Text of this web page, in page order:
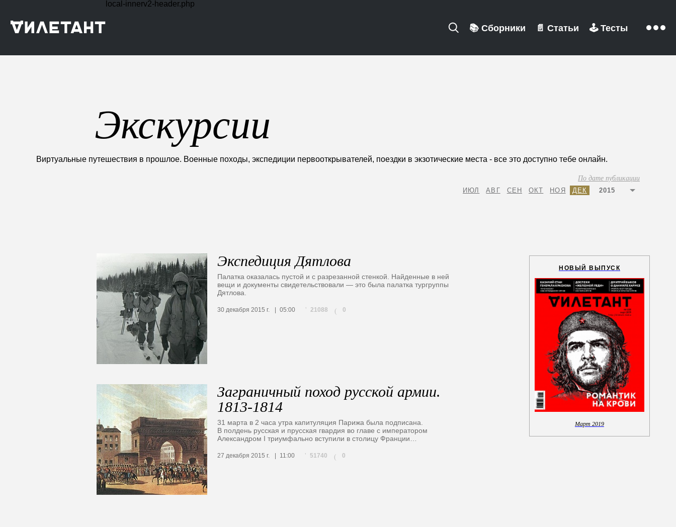
local-innerv2-header.php
📚 Сборники 📄 Статьи 🕹️ Тесты
Экскурсии
Виртуальные путешествия в прошлое. Военные походы, экспедиции первооткрывателей, поездки в экзотические места - все это доступно тебе онлайн.
По дате публикации
ИЮЛ
АВГ СЕН ОКТ НОЯ ДЕК 2015
НОВЫЙ ВЫПУСК
Март 2019
Экспедиция Дятлова
Палатка оказалась пустой и с разрезанной стенкой. Найденные в ней
вещи и документы свидетельствовали — это была палатка тургруппы
Дятлова.
30 декабря 2015 г. 05:00 21088 ( 0
Заграничный поход русской армии.
1813-1814
31 марта в 2 часа утра капитуляция Парижа была подписана.
В полдень русская и прусская гвардия во главе с императором
Александром I триумфально вступили в столицу Франции…
27 декабря 2015 г. 11:00 51740 ( 0